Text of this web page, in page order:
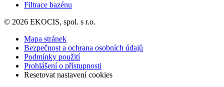
Filtrace bazénu
© 2026 EKOCIS, spol. s r.o.
Mapa stránek
Bezpečnost a ochrana osobních údajů
Podmínky použití
Prohlášení o přístupnosti
Resetovat nastavení cookies